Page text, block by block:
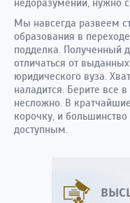
недоразумений, нужно
Мы навсегда развеем
образования в
подделка. Полученный
отличаться от
юридического вуза.
наладится. Берите все
несложно. В
корочку, и
доступным.